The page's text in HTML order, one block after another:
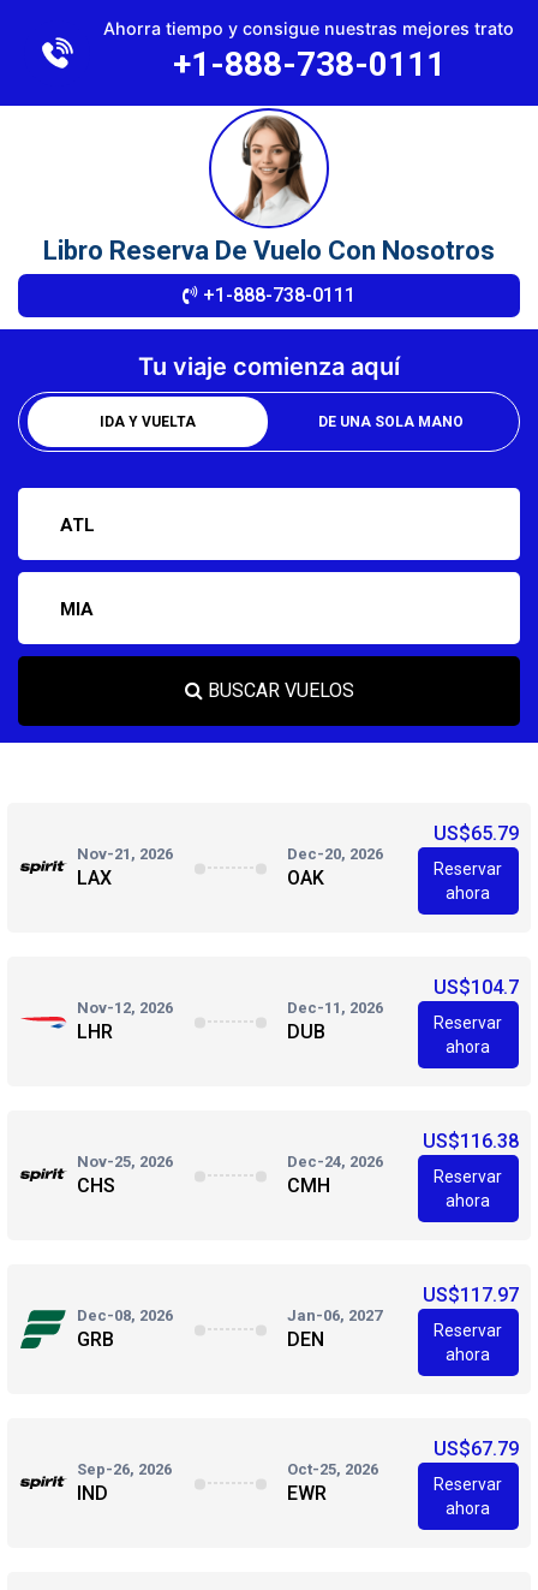
Libro Reserva De Vuelo Con Nosotros
+1-888-738-0111
×
Tu viaje comienza aquí
IDA Y VUELTA DE UNA SOLA MANO
BUSCAR VUELOS
Nov-21, 2026
LAX
Dec-20, 2026
OAK
US$65.79
Reservar
ahora
Nov-12, 2026
LHR
Dec-11, 2026
DUB
US$104.7
Reservar
ahora
Nov-25, 2026
CHS
Dec-24, 2026
CMH
US$116.38
Reservar
ahora
Dec-08, 2026
GRB
Jan-06, 2027
DEN
US$117.97
Reservar
ahora
Sep-26, 2026
IND
Oct-25, 2026
EWR
US$67.79
Reservar
ahora
Ahorra tiempo y consigue nuestras mejores trato
+1-888-738-0111